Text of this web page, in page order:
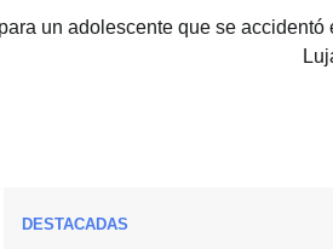
un adolescente que se accidentó
DESTACADAS